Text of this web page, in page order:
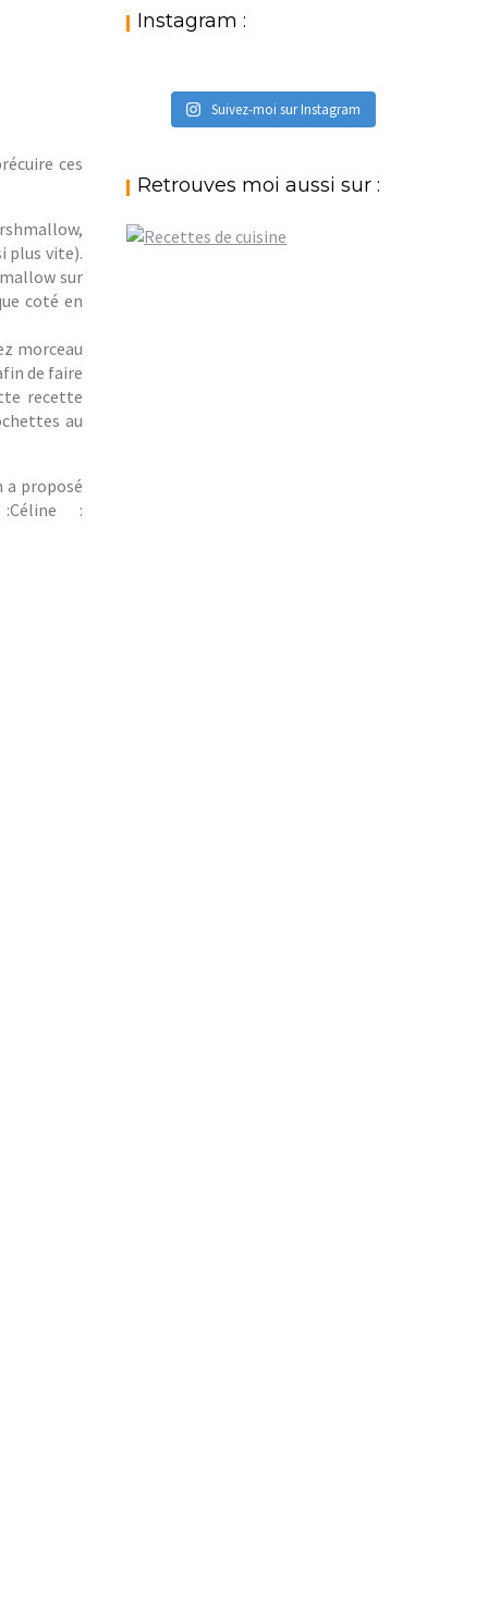
ces
plus vite).
sur
coté en
morceau
de faire
recette
au
a proposé
:
: Instagram :
Suivez-moi sur Instagram
Retrouves moi aussi sur :